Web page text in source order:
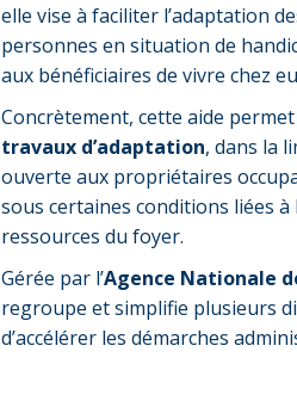
elle vise à faciliter l’adaptation
personnes en situation de
aux bénéficiaires de vivre chez
Concrètement, cette aide permet
travaux d’adaptation, dans la
ouverte aux propriétaires
sous certaines conditions liées à
ressources du foyer.
Gérée par l’Agence Nationale
regroupe et simplifie plusieurs
d’accélérer les démarches